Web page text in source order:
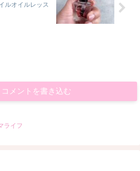
ルオイルレッス
コメントを書き込む
ライフ